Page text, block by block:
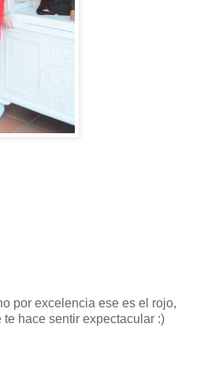
por excelencia ese es el rojo,
hace sentir expectacular :)